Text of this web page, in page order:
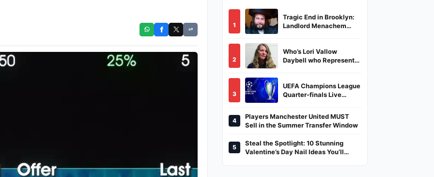
1
Tragic End in Brooklyn:
Landlord Menachem
Burned in a Dumpster
2
Who’s Lori Vallow
Daybell who Represents
3
UEFA Champions League
Quarter-finals Live
And Where To Watch
4
Players Manchester United MUST
Sell in the Summer Transfer Window
5
Steal the Spotlight: 10 Stunning
Valentine’s Day Nail Ideas You’ll